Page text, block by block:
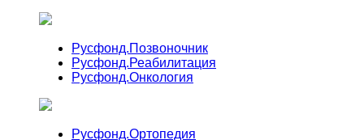
Русфонд.Позвоночник
Русфонд.Реабилитация
Русфонд.Онкология
Русфонд.Ортопедия